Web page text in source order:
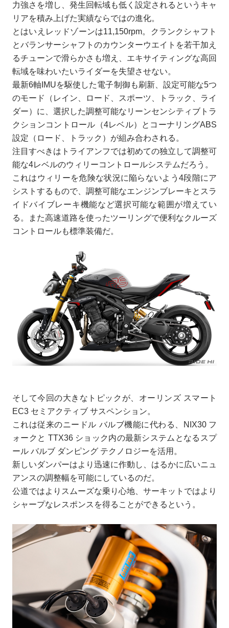
力強さを増し、発生回転域も低く設定されるというキャ
リアを積み上げた実績ならではの進化。
とはいえレッドゾーンは11,150rpm。クランクシャフト
とバランサーシャフトのカウンターウエイトを若干加え
るチューンで滑らかさも増え、エキサイティングな高回
転域を味わいたいライダーを失望させない。
最新6軸IMUを駆使した電子制御も刷新、設定可能な5つ
のモード（レイン、ロード、スポーツ、トラック、ライ
ダー）に、選択した調整可能なリーンセンシティブトラ
クションコントロール（4レベル）とコーナリングABS
設定（ロード、トラック）が組み合わされる。
注目すべきはトライアンフでは初めての独立して調整可
能な4レベルのウィリーコントロールシステムだろう。
これはウィリーを危険な状況に陥らないよう4段階にア
シストするもので、調整可能なエンジンブレーキとスラ
イドバイブレーキ機能など選択可能な範囲が増えてい
る。また高速道路を使ったツーリングで便利なクルーズ
コントロールも標準装備だ。
そして今回の大きなトピックが、オーリンズ スマート
EC3 セミアクティブ サスペンション。
これは従来のニードル バルブ機能に代わる、NIX30 フ
ォークと TTX36 ショック内の最新システムとなるスプ
ール バルブ ダンピング テクノロジーを活用。
新しいダンパーはより迅速に作動し、はるかに広いニュ
アンスの調整幅を可能にしているのだ。
公道ではよりスムーズな乗り心地、サーキットではより
シャープなレスポンスを得ることができるという。